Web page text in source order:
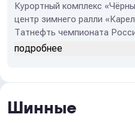
Курортный комплекс
центр зимнего ралли
Татнефть чемпионата
размещаются штаб гонки,
подробнее
Шинные